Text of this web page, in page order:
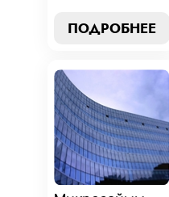
и узнайте, как
вариант,
разработать
стратегию
погашения и
обеспечить свою
финансовую
безопасность. Ваш
ПОДРОБНЕЕ